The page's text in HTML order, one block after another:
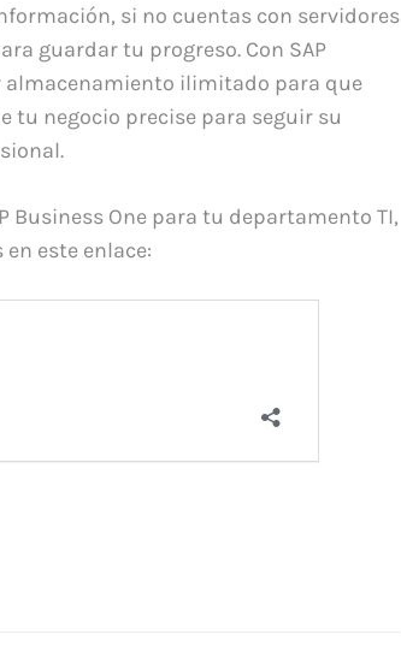
si no cuentas con servidores
guardar tu progreso. Con SAP
almacenamiento ilimitado para que
tu negocio precise para seguir su
Business One para tu departamento TI,
este enlace: